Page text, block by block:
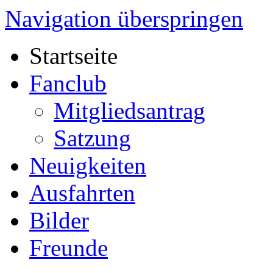
Navigation überspringen
Startseite
Fanclub
Mitgliedsantrag
Satzung
Neuigkeiten
Ausfahrten
Bilder
Freunde